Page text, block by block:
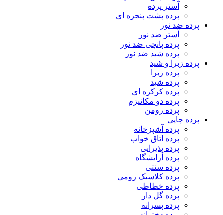
آستر پرده
پرده پشت پنجره ای
پرده ضد نور
آستر ضد نور
پرده پانچی ضد نور
پرده شید ضد نور
پرده زبرا و شید
پرده زبرا
پرده شید
پرده کرکره ای
پرده دو مکانیزم
پرده رومن
پرده چاپی
پرده آشپزخانه
پرده اتاق خواب
پرده پذیرایی
پرده آرایشگاه
پرده سنتی
پرده کلاسیک رومی
پرده خطاطی
پرده گل دار
پرده پسرانه